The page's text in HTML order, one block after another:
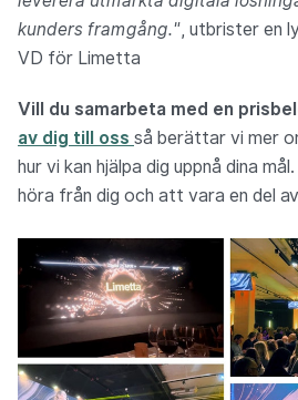
kunders framgång.", utbrister en
VD för Limetta
Vill du samarbeta med en
av dig till oss så berättar vi mer
hur vi kan hjälpa dig uppnå dina
höra från dig och att vara en del